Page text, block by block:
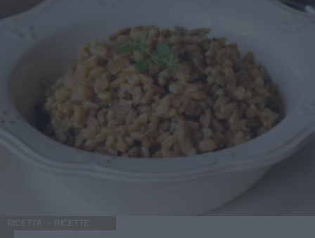
RICETTA